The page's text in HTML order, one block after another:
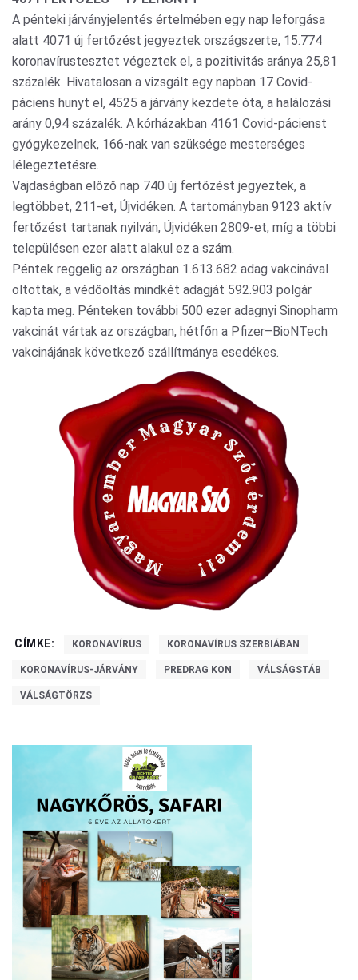
A pénteki járványjelentés értelmében egy nap leforgása
alatt 4071 új fertőzést jegyeztek országszerte, 15.774
koronavírustesztet végeztek el, a pozitivitás aránya 25,81
százalék. Hivatalosan a vizsgált egy napban 17 Covid-
páciens hunyt el, 4525 a járvány kezdete óta, a halálozási
arány 0,94 százalék. A kórházakban 4161 Covid-pácienst
gyógykezelnek, 166-nak van szüksége mesterséges
lélegeztetésre.
Vajdaságban előző nap 740 új fertőzést jegyeztek, a
legtöbbet, 211-et, Újvidéken. A tartományban 9123 aktív
fertőzést tartanak nyilván, Újvidéken 2809-et, míg a többi
településen ezer alatt alakul ez a szám.
Péntek reggelig az országban 1.613.682 adag vakcinával
oltottak, a védőoltás mindkét adagját 592.903 polgár
kapta meg. Pénteken további 500 ezer adagnyi Sinopharm
vakcinát vártak az országban, hétfőn a Pfizer–BioNTech
vakcinájának következő szállítmánya esedékes.
CÍMKE: KORONAVÍRUS KORONAVÍRUS SZERBIÁBAN
KORONAVÍRUS-JÁRVÁNY PREDRAG KON VÁLSÁGSTÁB
VÁLSÁGTÖRZS